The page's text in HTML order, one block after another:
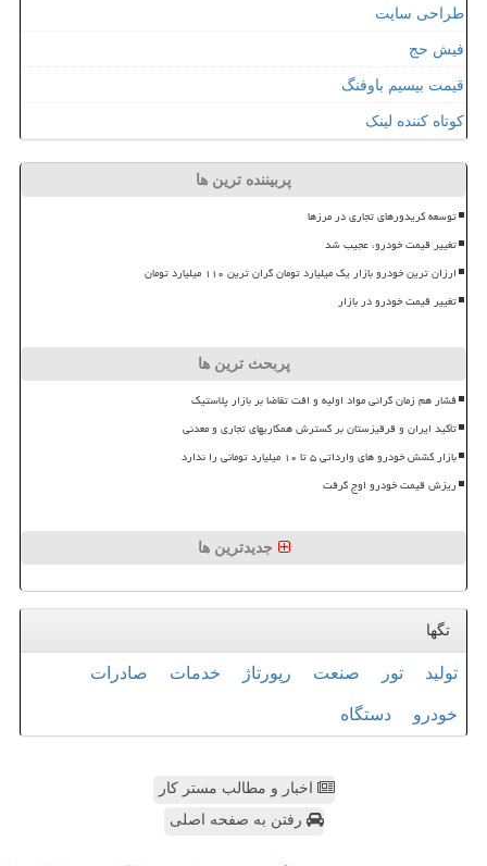
طراحی سایت
فیش حج
قیمت بیسیم باوفنگ
کوتاه کننده لینک
پربیننده ترین ها
توسعه کریدورهای تجاری در مرزها
تغییر قیمت خودرو، عجیب شد
ارزان ترین خودرو بازار یک میلیارد تومان گران ترین ۱۱۰ میلیارد تومان
تغییر قیمت خودرو در بازار
پربحث ترین ها
فشار هم زمان گرانی مواد اولیه و افت تقاضا بر بازار پلاستیک
تأکید ایران و قرقیزستان بر گسترش همکاریهای تجاری و معدنی
بازار کشش خودرو های وارداتی ۵ تا ۱۰ میلیارد تومانی را ندارد
ریزش قیمت خودرو اوج گرفت
جدیدترین ها
تگها
تولید تور صنعت رپورتاژ خدمات صادرات
خودرو دستگاه
اخبار و مطالب مستر کار
رفتن به صفحه اصلی